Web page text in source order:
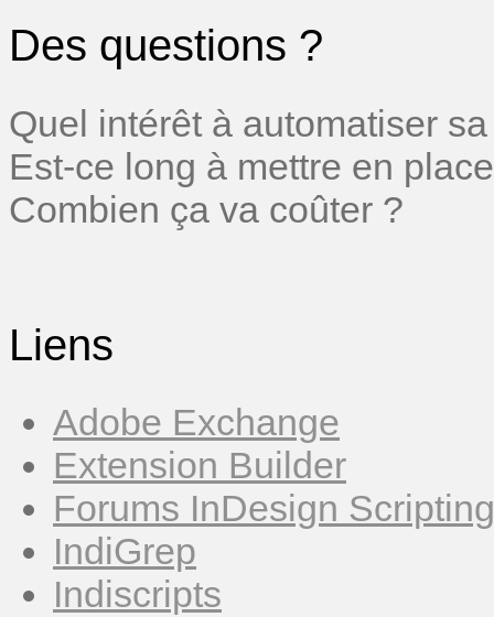
Des questions ?
Quel intérêt à automatiser
Est-ce long à mettre en
Combien ça va coûter ?
Liens
Adobe Exchange
Extension Builder
Forums InDesign Scripting
IndiGrep
Indiscripts